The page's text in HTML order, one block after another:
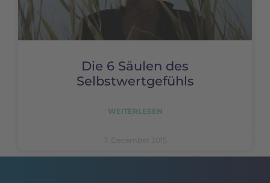
Die 6 Säulen des
Selbstwertgefühls
WEITERLESEN
7. December 2015